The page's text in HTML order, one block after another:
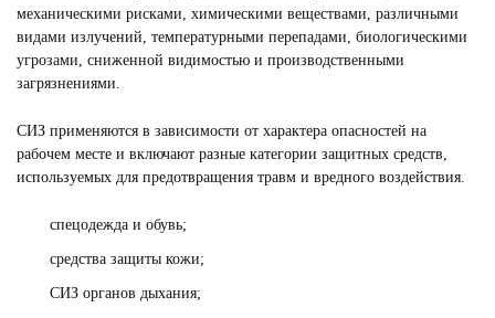
механическими рисками, химическими веществами, различными
видами излучений, температурными перепадами, биологическими
угрозами, сниженной видимостью и производственными
загрязнениями.
СИЗ применяются в зависимости от характера опасностей на
рабочем месте и включают разные категории защитных средств,
используемых для предотвращения травм и вредного воздействия.
спецодежда и обувь;
средства защиты кожи;
СИЗ органов дыхания;